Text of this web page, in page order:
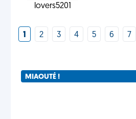
lovers5201
1 2 3 4 5 6 7
MIAOUTÉ !